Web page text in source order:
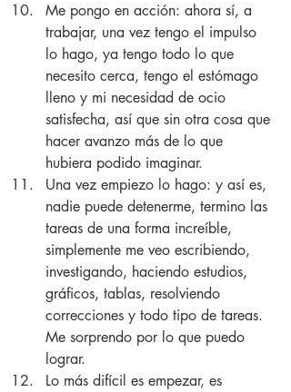
Me pongo en acción: ahora sí, a
trabajar, una vez tengo el impulso
lo hago, ya tengo todo lo que
necesito cerca, tengo el estómago
lleno y mi necesidad de ocio
satisfecha, así que sin otra cosa que
hacer avanzo más de lo que
hubiera podido imaginar.
Una vez empiezo lo hago: y así es,
nadie puede detenerme, termino las
tareas de una forma increíble,
simplemente me veo escribiendo,
investigando, haciendo estudios,
gráficos, tablas, resolviendo
correcciones y todo tipo de tareas.
Me sorprendo por lo que puedo
lograr.
Lo más difícil es empezar, es